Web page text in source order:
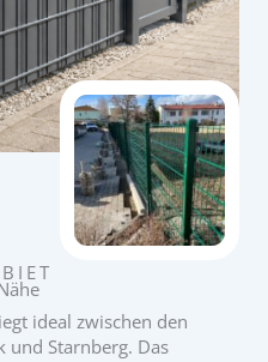
ideal zwischen den
und Starnberg. Das